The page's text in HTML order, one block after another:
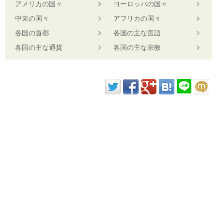
アメリカの国々
ヨーロッパの国々
中東の国々
アフリカの国々
各国の首都
各国の主な言語
各国の主な通貨
各国の主な宗教